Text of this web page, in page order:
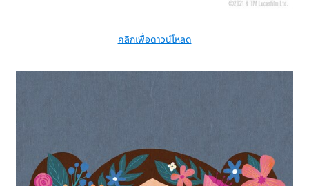
คลิกเพื่อดาวน์โหลด